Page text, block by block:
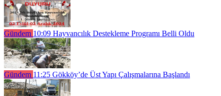
Gündem 10:09 Hayvancılık Destekleme Programı Belli Oldu
Gündem 11:25 Gökköy’de Üst Yapı Çalışmalarına Başlandı